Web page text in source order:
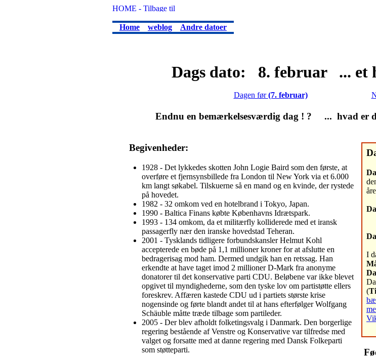
Home weblog Andre datoer
Dags dato: 8. februar ... et
Dagen før(7. februar)
Endnu en bemærkelsesværdig dag ! ? ... hvad er
Begivenheder:
1928 - Det lykkedes skotten John Logie Baird som den første, at
overføre et fjernsynsbillede fra London til New York via et 6.000
km langt søkabel. Tilskuerne så en mand og en kvinde, der rystede
på hovedet.
1982 - 32 omkom ved en hotelbrand i Tokyo, Japan.
1990 - Baltica Finans købte Københavns Idrætspark.
1993 - 134 omkom, da et militærfly kolliderede med et iransk
passagerfly nær den iranske hovedstad Teheran.
2001 - Tysklands tidligere forbundskansler Helmut Kohl
accepterede en bøde på 1,1 millioner kroner for at afslutte en
bedragerisag mod ham. Dermed undgik han en retssag. Han
erkendte at have taget imod 2 millioner D-Mark fra anonyme
donatorer til det konservative parti CDU. Beløbene var ikke blevet
opgivet til myndighederne, som den tyske lov om partistøtte ellers
foreskrev. Affæren kastede CDU ud i partiets største krise
nogensinde og førte blandt andet til at hans efterfølger Wolfgang
Schäuble måtte træde tilbage som partileder.
2005 - Der blev afholdt folketingsvalg i Danmark. Den borgerlige
regering bestående af Venstre og Konservative var tilfredse med
valget og forsatte med at danne regering med Dansk Folkeparti
som støtteparti.
I
(